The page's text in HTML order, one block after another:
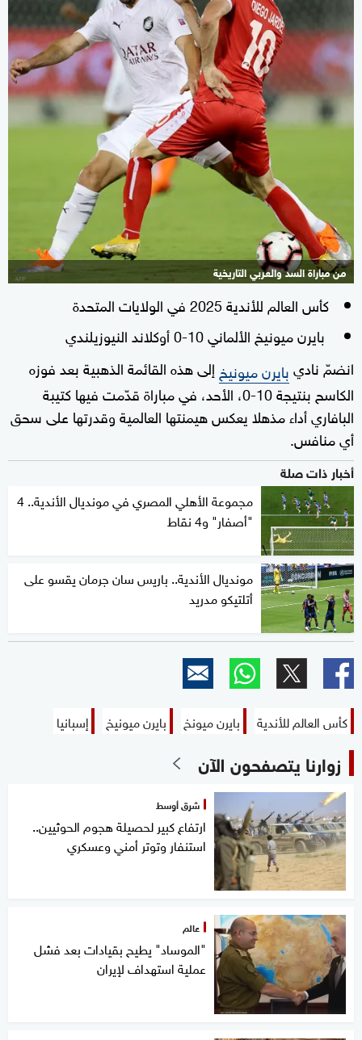
من مباراة السد والعربي التاريخية
كأس العالم للأندية 2025 في الولايات المتحدة
بايرن ميونيخ الألماني 10-0 أوكلاند النيوزيلندي
انضمّ ناديبايرن ميونيخ إلى هذه القائمة الذهبية بعد فوزه
الكاسح بنتيجة 10-0، الأحد، في مباراة قدّمت فيها كتيبة
البافاري أداء مذهلا يعكس هيمنتها العالمية وقدرتها على سحق
أي منافس.
أخبار ذات صلة
مجموعة الأهلي المصري في مونديال الأندية.. 4
"أصفار" و4 نقاط
مونديال الأندية.. باريس سان جرمان يقسو على
أتلتيكو مدريد
كأس العالم للأندية بايرن ميونخ بايرن ميونيخ إسبانيا
زوارنا يتصفحون الآن
شرق أوسط
ارتفاع كبير لحصيلة هجوم الحوثيين..
استنفار وتوتر أمني وعسكري
عالم
"الموساد" يطيح بقيادات بعد فشل
عملية استهداف لإيران